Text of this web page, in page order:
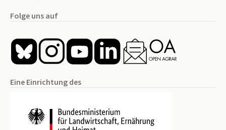
Folge uns auf
Eine Einrichtung des